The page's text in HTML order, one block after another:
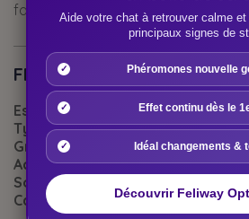
fanfreluches que vous agitez sous
FICHE TECHNIQUE
Espèces :
Type de produits :Matériel -
Groupe Espèces :Chats
Accessoires :Jouets
Sous-catégorie :
Catégorie :
Jouets
Aide votre chat à retrouver calme
principaux signes de
Phéromones nouvelle
Effet continu dès le
Idéal changements &
Découvrir Feliway